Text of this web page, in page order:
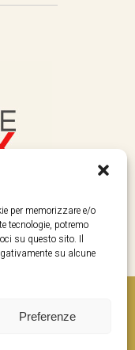
per memorizzare e/o
tecnologie, potremo
su questo sito. Il
su alcune
Preferenze